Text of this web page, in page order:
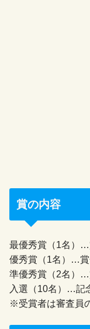
賞の内容
最優秀賞（1名）…
優秀賞（1名）…賞
準優秀賞（2名）…
入選（10名）…記
※受賞者は審査員